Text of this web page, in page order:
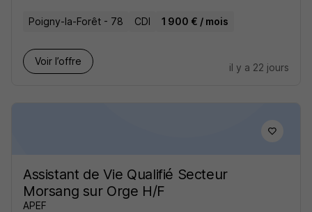
Poigny-la-Forêt - 78 CDI 1 900 € / mois
Voir l’offre
il y a 22 jours
Assistant de Vie Qualifié Secteur
Morsang sur Orge H/F
APEF